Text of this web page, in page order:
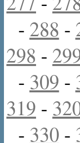
- 288 -
298 -
- 309 -
319 -
- 330 -